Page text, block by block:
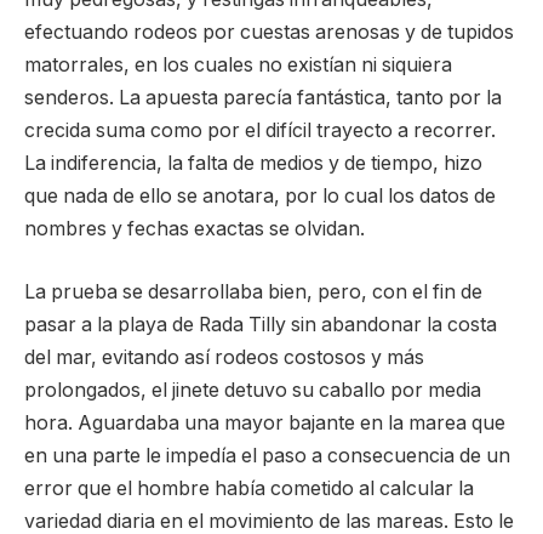
efectuando rodeos por cuestas arenosas y de tupidos
matorrales, en los cuales no existían ni siquiera
senderos. La apuesta parecía fantástica, tanto por la
crecida suma como por el difícil trayecto a recorrer.
La indiferencia, la falta de medios y de tiempo, hizo
que nada de ello se anotara, por lo cual los datos de
nombres y fechas exactas se olvidan.
La prueba se desarrollaba bien, pero, con el fin de
pasar a la playa de Rada Tilly sin abandonar la costa
del mar, evitando así rodeos costosos y más
prolongados, el jinete detuvo su caballo por media
hora. Aguardaba una mayor bajante en la marea que
en una parte le impedía el paso a consecuencia de un
error que el hombre había cometido al calcular la
variedad diaria en el movimiento de las mareas. Esto le